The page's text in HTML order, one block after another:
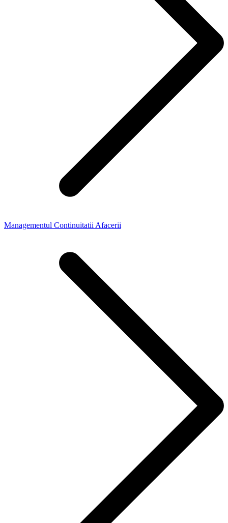
Managementul Continuitatii Afacerii